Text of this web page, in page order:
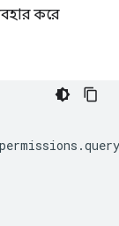
করে
permissions .query